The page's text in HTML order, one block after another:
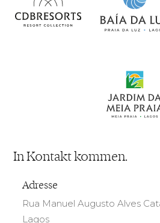
In Kontakt kommen.
Adresse
Rua Manuel Augusto Alves
Lagos